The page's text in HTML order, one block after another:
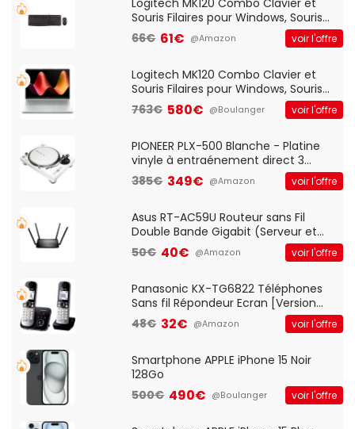
Logitech MK120 Combo Clavier et
Souris Filaires pour Windows, Souris
Optique Filaire, Connexion USB Plug
And Play, Confortable, Taille
QWERTY UK - Noir
66€ 61€ @Amazon voir l'offre
Logitech MK120 Combo Clavier et
Souris Filaires pour Windows, Souris
Optique Filaire, Connexion USB Plug
And Play, Confortable, Taille
QWERTY UK - Noir
763€ 580€ @Boulanger voir l'offre
PIONEER PLX-500 Blanche - Platine
vinyle à entraénement direct 3
vitesses (33-45-78 trs/min) avec
pre-ampli intégré et port USB
385€ 349€ @Amazon voir l'offre
Asus RT-AC59U Routeur sans Fil
Double Bande Gigabit (Serveur et
Client VPN, Triple Vlan, Mode Point
d'accès et Bridge, contrôle Parental,
50€ 40€ @Amazon voir l'offre
Panasonic KX-TG6822 Téléphones
Sans fil Répondeur Ecran [Version
Française]
48€ 32€ @Amazon voir l'offre
Smartphone APPLE iPhone 15 Noir
128Go
500€ 490€ @Boulanger voir l'offre